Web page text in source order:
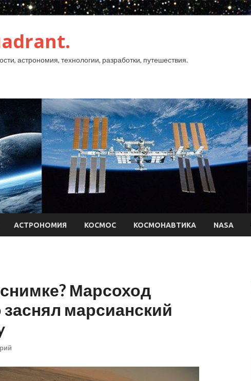
астрономия, технологии, разработки, путешествия.
АСТРОНОМИЯ КОСМОС КОСМОНАВТИКА NASA
Марсоход
заснял марсианский